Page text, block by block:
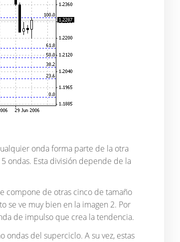
onda forma parte de la otra
ondas. Esta división depende de la
compone de otras cinco de tamaño
se ve muy bien en la imagen 2. Por
de impulso que crea la tendencia.
ondas del superciclo. A su vez, estas